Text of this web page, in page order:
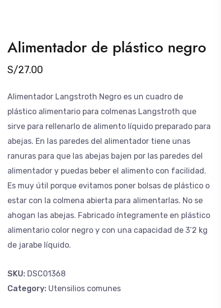
Alimentador de plástico negro
S/27.00
Alimentador Langstroth Negro es un cuadro de
plástico alimentario para colmenas Langstroth que
sirve para rellenarlo de alimento líquido preparado para
abejas. En las paredes del alimentador tiene unas
ranuras para que las abejas bajen por las paredes del
alimentador y puedas beber el alimento con facilidad.
Es muy útil porque evitamos poner bolsas de plástico o
estar con la colmena abierta para alimentarlas. No se
ahogan las abejas. Fabricado íntegramente en plástico
alimentario color negro y con una capacidad de 3’2 kg
de jarabe líquido.
SKU: DSC01368
Category: Utensilios comunes